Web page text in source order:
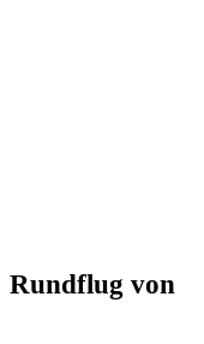
Rundflug von